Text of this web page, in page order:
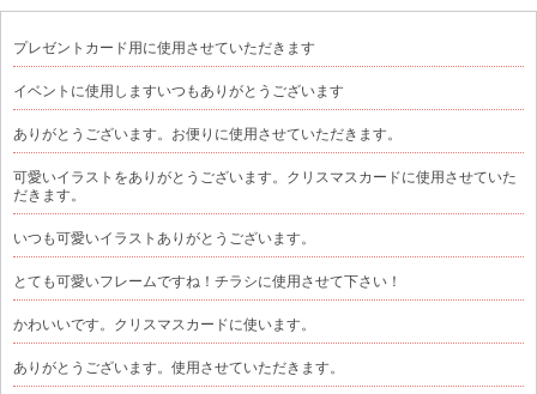
プレゼントカード用に使用させていただきます
イベントに使用しますいつもありがとうございます
ありがとうございます。お便りに使用させていただきます。
可愛いイラストをありがとうございます。クリスマスカードに使用させていた
だきます。
いつも可愛いイラストありがとうございます。
とても可愛いフレームですね！チラシに使用させて下さい！
かわいいです。クリスマスカードに使います。
ありがとうございます。使用させていただきます。